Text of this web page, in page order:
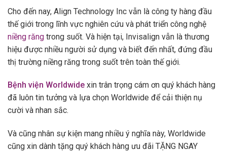
Cho đến nay, Align Technology Inc vẫn là công ty hàng đầu
thế giới trong lĩnh vực nghiên cứu và phát triển công nghệ
niềng răng trong suốt. Và hiện tại, Invisalign vẫn là thương
hiệu được nhiều người sử dụng và biết đến nhất, đứng đầu
thị trường niềng răng trong suốt trên toàn thế giới.
Bệnh viện Worldwide xin trân trọng cám ơn quý khách hàng
đã luôn tin tưởng và lựa chọn Worldwide để cải thiện nụ
cười và nhan sắc.
Và cũng nhân sự kiện mang nhiều ý nghĩa này, Worldwide
cũng xin dành tặng quý khách hàng ưu đãi TẶNG NGAY